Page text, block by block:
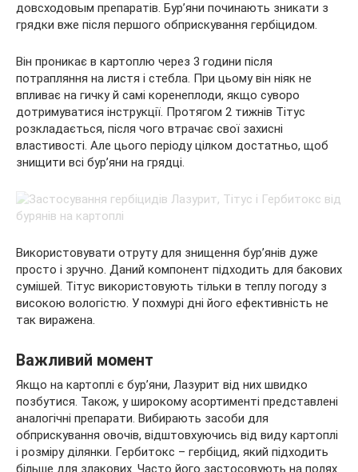
довсходовым препаратів. Бур’яни починають зникати з
грядки вже після першого обприскування гербіцидом.
Він проникає в картоплю через 3 години після
потрапляння на листя і стебла. При цьому він ніяк не
впливає на гичку й самі коренеплоди, якщо суворо
дотримуватися інструкції. Протягом 2 тижнів Тітус
розкладається, після чого втрачає свої захисні
властивості. Але цього періоду цілком достатньо, щоб
знищити всі бур’яни на грядці.
Використовувати отруту для знищення бур’янів дуже
просто і зручно. Даний компонент підходить для бакових
сумішей. Тітус використовують тільки в теплу погоду з
високою вологістю. У похмурі дні його ефективність не
так виражена.
Важливий момент
Якщо на картоплі є бур’яни, Лазурит від них швидко
позбутися. Також, у широкому асортименті представлені
аналогічні препарати. Вибирають засоби для
обприскування овочів, відштовхуючись від виду картоплі
і розміру ділянки. Гербитокс – гербіцид, який підходить
більше для злакових. Часто його застосовують на полях